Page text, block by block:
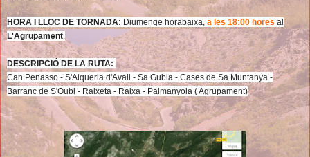
HORA I LLOC DE TORNADA: Diumenge horabaixa, a les 18:00 hores al
L'Agrupament.
DESCRIPCIÓ DE LA RUTA:
Can Penasso - S'Alqueria d'Avall - Sa Gubia - Cases de Sa Muntanya -
Barranc de S'Oubi - Raixeta - Raixa - Palmanyola ( Agrupament)